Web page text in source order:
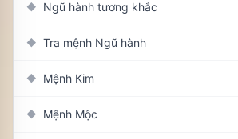
◆ Ngũ hành tương khắc
◆ Tra mệnh Ngũ hành
◆ Mệnh Kim
◆ Mệnh Mộc